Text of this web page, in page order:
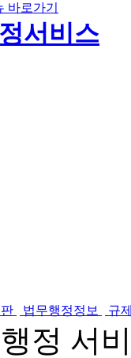
바로가기
법무행정정보 규
정 서